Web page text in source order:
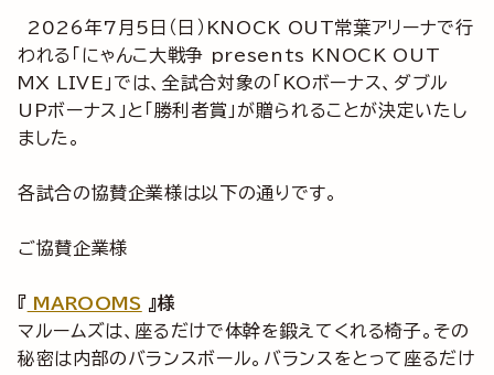
2026年7月5日（日）KNOCK OUT常葉アリーナで行
われる「にゃんこ大戦争 presents KNOCK OUT
MX LIVE」では、全試合対象の「KOボーナス、ダブル
UPボーナス」と「勝利者賞」が贈られることが決定いたし
ました。
各試合の協賛企業様は以下の通りです。
ご協賛企業様
『 MAROOMS 』様
マルームズは、座るだけで体幹を鍛えてくれる椅子。その
秘密は内部のバランスボール。バランスをとって座るだけ